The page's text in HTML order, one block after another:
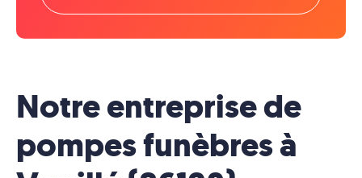
Notre entreprise de
pompes funèbres à